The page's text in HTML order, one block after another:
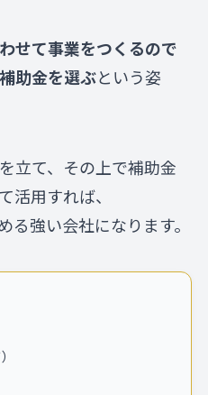
せて事業をつくるので
助金を選ぶという姿
立て、その上で補助金
活用すれば、
る強い会社になります。